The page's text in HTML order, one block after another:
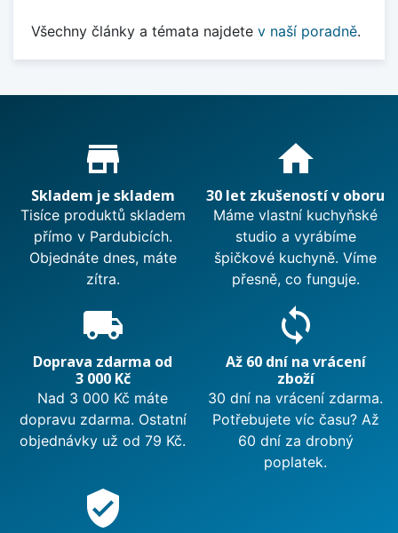
Všechny články a témata najdete v naší poradně.
Proč nakupovat u nás?
store_mall_directory
Skladem je skladem
Tisíce produktů skladem
přímo v Pardubicích.
Objednáte dnes, máte
zítra.
home
30 let zkušeností v oboru
Máme vlastní kuchyňské
studio a vyrábíme
špičkové kuchyně. Víme
přesně, co funguje.
local_shipping
Doprava zdarma od
3 000 Kč
Nad 3 000 Kč máte
dopravu zdarma. Ostatní
objednávky už od 79 Kč.
sync
Až 60 dní na vrácení
zboží
30 dní na vrácení zdarma.
Potřebujete víc času? Až
60 dní za drobný
poplatek.
verified_user